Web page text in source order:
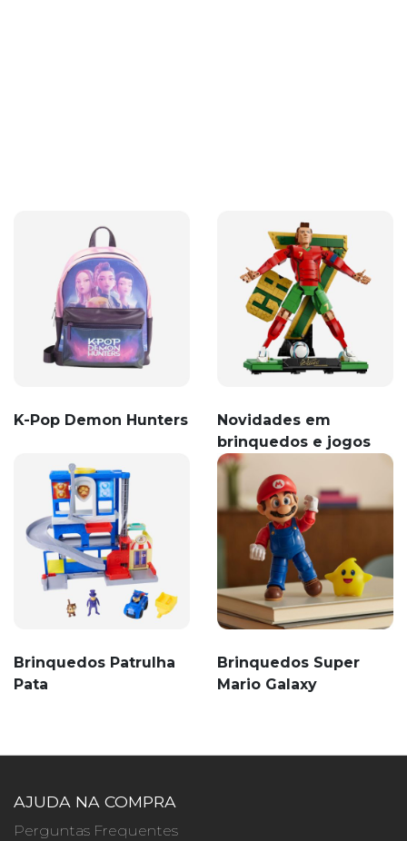
K-Pop Demon Hunters
Novidades em
brinquedos e jogos
Brinquedos Patrulha
Pata
Brinquedos Super
Mario Galaxy
AJUDA NA COMPRA
Perguntas Frequentes